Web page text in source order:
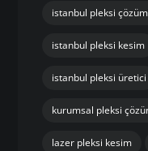
istanbul pleksi
istanbul pleksi kesim
istanbul pleksi üretici
kurumsal pleksi
lazer pleksi kesim